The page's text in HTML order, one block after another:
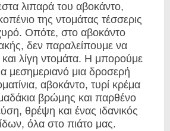
λιπαρά του αβοκάντο,
της ντομάτας τέσσερις
Οπότε, στο αβοκάντο
δεν παραλείπουμε να
λίγη ντομάτα. Η μπορούμε
μεσημεριανό μια δροσερή
αβοκάντο, τυρί κρέμα
βρώμης και παρθένο
θρέψη και ένας ιδανικός
όλα στο πιάτο μας.